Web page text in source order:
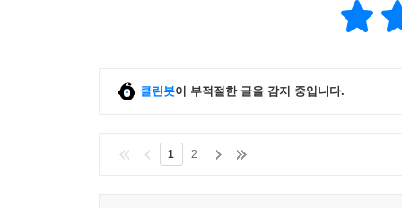
클린봇이 부적절한 글을 감지 중입니다.
1 2